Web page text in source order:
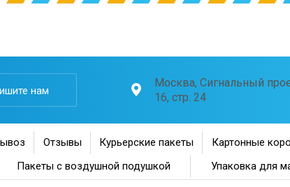
нам
Москва, Сигнальный
16, стр. 24
Отзывы Курьерские пакеты Картонные
Пакеты с воздушной подушкой Упаковка для